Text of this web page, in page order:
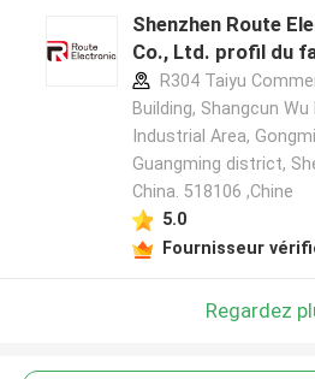
Shenzhen Route
Co., Ltd. profil du
R304 Taiyu
Building, Shangcun Wu
Industrial Area,
Guangming district,
China. 518106 ,Chine
5.0
Fournisseur
Regardez